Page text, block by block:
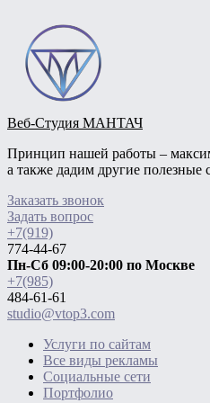
Веб-Студия МАНТАЧ
Принцип нашей работы –
а также дадим другие полезные
Заказать звонок
Задать вопрос
+7(919)
774-44-67
Пн-Сб 09:00-20:00 по Москве
+7(985)
484-61-61
studio@vtop3.com
Услуги по сайтам
Все виды рекламы
Социальные сети
Портфолио